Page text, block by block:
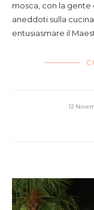
mosca, con la gente
aneddoti sulla
entusiasmare il
12